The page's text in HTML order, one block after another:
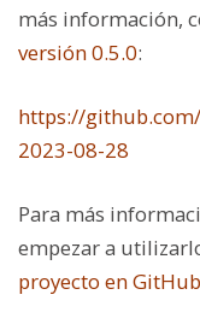
más información,
versión 0.5.0:
https://
2023-08-28
Para más
empezar a
proyecto en GitHub